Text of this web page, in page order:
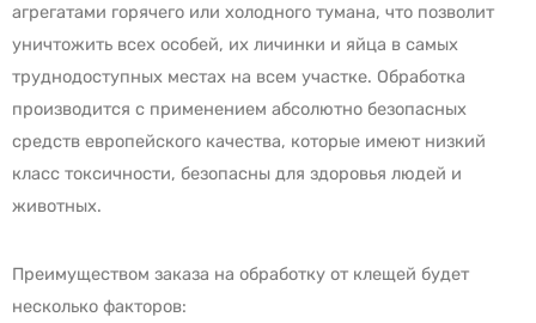
агрегатами горячего или холодного тумана, что позволит
уничтожить всех особей, их личинки и яйца в самых
труднодоступных местах на всем участке. Обработка
производится с применением абсолютно безопасных
средств европейского качества, которые имеют низкий
класс токсичности, безопасны для здоровья людей и
животных.
Преимуществом заказа на обработку от клещей будет
несколько факторов: